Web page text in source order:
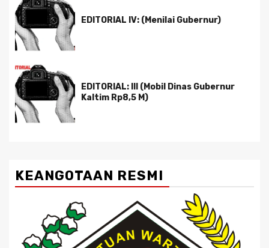
EDITORIAL IV: (Menilai Gubernur)
EDITORIAL: III (Mobil Dinas Gubernur
Kaltim Rp8,5 M)
KEANGOTAAN RESMI